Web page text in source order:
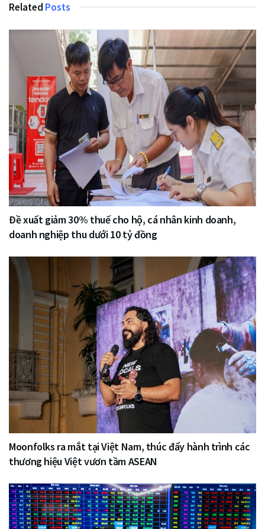
Related Posts
Đề xuất giảm 30% thuế cho hộ, cá nhân kinh doanh,
doanh nghiệp thu dưới 10 tỷ đồng
Moonfolks ra mắt tại Việt Nam, thúc đẩy hành trình các
thương hiệu Việt vươn tầm ASEAN